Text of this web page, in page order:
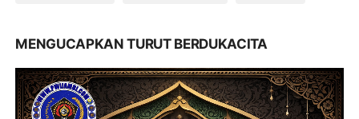
MENGUCAPKAN TURUT BERDUKACITA